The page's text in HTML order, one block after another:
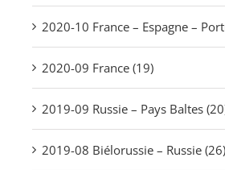
2020-10 France – Espagne –
2020-09 France (19)
2019-09 Russie – Pays Baltes
2019-08 Biélorussie – Russie (26)